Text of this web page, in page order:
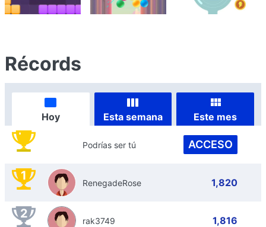
Récords
Hoy Esta semana Este mes
Podrías ser tú ACCESO
1 RenegadeRose 1,820
2 rak3749 1,816